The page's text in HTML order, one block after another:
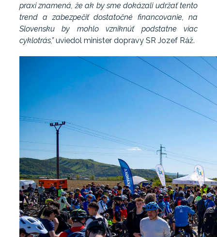
praxi znamená, že ak by sme dokázali udržať tento
trend a zabezpečiť dostatočné financovanie, na
Slovensku by mohlo vzniknúť podstatne viac
cyklotrás,”uviedol minister dopravy SR Jozef Ráž.